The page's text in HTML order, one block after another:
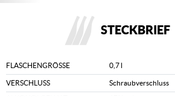
STECKBRIEF
FLASCHENGRÖSSE 0,7 l
VERSCHLUSS Schraubverschluss